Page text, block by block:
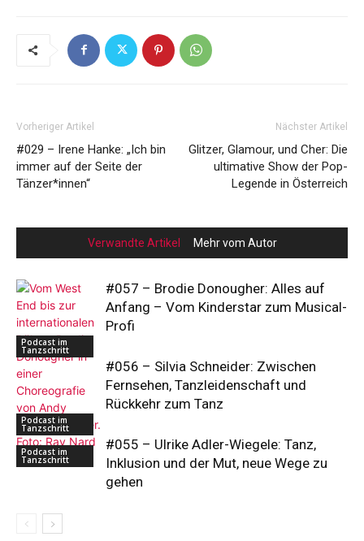
Vorheriger Artikel
#029 – Irene Hanke: „Ich bin
immer auf der Seite der
Tänzer*innen“
Nächster Artikel
Glitzer, Glamour, und Cher: Die
ultimative Show der Pop-
Legende in Österreich
Verwandte Artikel Mehr vom Autor
Podcast im
Tanzschritt
#057 – Brodie Donougher: Alles auf
Anfang – Vom Kinderstar zum Musical-
Profi
Podcast im
Tanzschritt
#056 – Silvia Schneider: Zwischen
Fernsehen, Tanzleidenschaft und
Rückkehr zum Tanz
Podcast im
Tanzschritt
#055 – Ulrike Adler-Wiegele: Tanz,
Inklusion und der Mut, neue Wege zu
gehen